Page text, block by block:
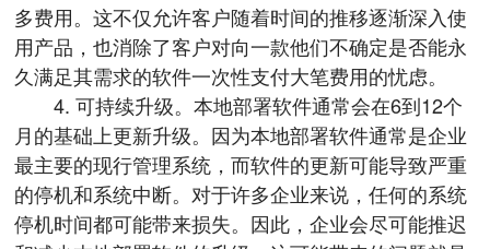
多费用。这不仅允许客户随着时间的推移逐渐深入使
用产品，也消除了客户对向一款他们不确定是否能永
久满足其需求的软件一次性支付大笔费用的忧虑。
4. 可持续升级。本地部署软件通常会在6到12个
月的基础上更新升级。因为本地部署软件通常是企业
最主要的现行管理系统，而软件的更新可能导致严重
的停机和系统中断。对于许多企业来说，任何的系统
停机时间都可能带来损失。因此，企业会尽可能推迟